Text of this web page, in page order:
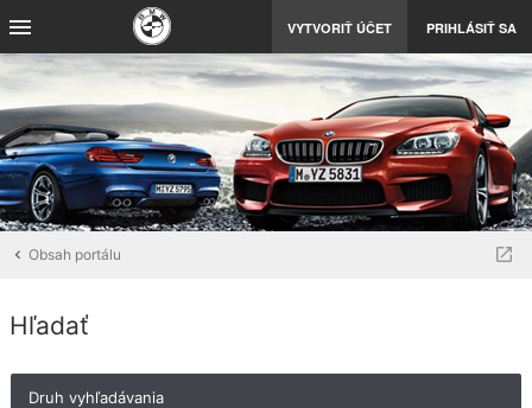
VYTVORIŤ ÚČET PRIHLÁSIŤ SA
Obsah portálu
Hľadať
Druh vyhľadávania